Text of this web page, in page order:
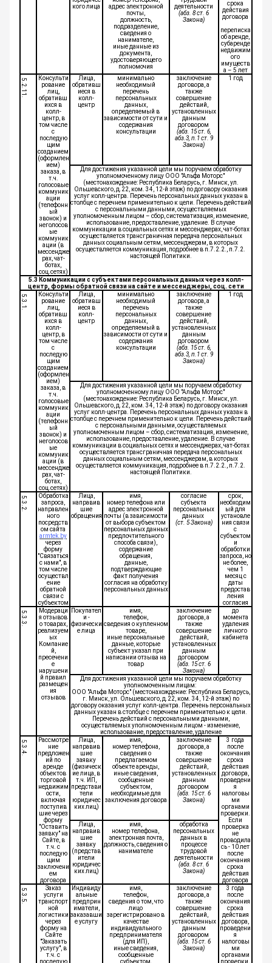
срока
действия
договора
переписка
об аренде,
субаренде
недвижим
ого
имуществ
а – 5 лет
кого лица
адрес электронной
почты,
должность,
подразделение,
сведения о
нанимателе,
иные данные из
документа,
удостоверяющего
полномочия
деятельности
(абз. 8 ст. 6
Закона)
5.2.11.
Консульти
рование
лиц,
обративш
ихся в
колл-
центр, в
том числе
с
последую
щим
созданием
(оформлен
ием)
заказа, в
т.ч.
голосовые
коммуник
ации
(телефонн
ый
звонок) и
неголосов
ые
коммуник
ации (в
мессендже
рах, чат-
ботах,
соц.сетях)
Лица,
обративш
иеся в
колл-
центр
минимально
необходимый
перечень
персональных
данных,
определяемый в
зависимости от сути и
содержания
консультации
заключение
договора, а
также
совершение
действий,
установленных
данным
договором
(абз. 15 ст. 6,
абз.3, п.1 ст. 9
Закона)
1 год
Для достижения указанной цели мы поручаем обработку
уполномоченному лицу ООО "Альфа Моторс"
(местонахождение: Республика Беларусь, г. Минск, ул.
Ольшевского, д.22, ком. 34, 12-й этаж) по договору оказания
услуг колл-центра. Перечень персональных данных указан в
столбце с перечнем применительно к цели. Перечень действий
с персональными данными, осуществляемых
уполномоченным лицом – сбор, систематизация, изменение,
использование, предоставление, удаление. В случае
коммуникации в социальных сетях и мессенджерах, чат-ботах
осуществляется трансграничная передача персональных
данных социальным сетям, мессенджерам, в которых
осуществляется коммуникация, подробнее в п.7.2.2., п.7.2.
настоящей Политики.
5.3 Коммуникации с субъектами персональных данных через колл-
центр, формы обратной связи на сайте и мессенджеры, соц. сети
5.3.1.
Консульти
рование
лиц,
обративш
ихся в
колл-
центр, в
том числе
с
последую
щим
созданием
(оформлен
ием)
заказа, в
т.ч.
голосовые
коммуник
ации
(телефонн
ый
звонок) и
неголосов
ые
коммуник
ации (в
мессендже
рах, чат-
ботах,
соц.сетях)
Лица,
обративш
иеся в
колл-
центр
минимально
необходимый
перечень
персональных
данных,
определяемый в
зависимости от сути и
содержания
консультации
заключение
договора, а
также
совершение
действий,
установленных
данным
договором
(абз. 15 ст. 6,
абз.3, п.1 ст. 9
Закона)
1 год
Для достижения указанной цели мы поручаем обработку
уполномоченному лицу ООО "Альфа Моторс"
(местонахождение: Республика Беларусь, г. Минск, ул.
Ольшевского, д.22, ком. 34, 12-й этаж) по договору оказания
услуг колл-центра. Перечень персональных данных указан в
столбце с перечнем применительно к цели. Перечень действий
с персональными данными, осуществляемых
уполномоченным лицом – сбор, систематизация, изменение,
использование, предоставление, удаление. В случае
коммуникации в социальных сетях и мессенджерах, чат-ботах
осуществляется трансграничная передача персональных
данных социальным сетям, мессенджерам, в которых
осуществляется коммуникация, подробнее в п.7.2.2., п.7.2.
настоящей Политики.
5.3.2.
Обработка
запроса,
направлен
ного
посредств
ом сайта
armtek.by
через
форму
"Связаться
с нами", в
том числе
осуществл
ение
обратной
связи с
субъектом
Лица,
направив
шие
обращения
имя,
номер телефона или
адрес электронной
почты (в зависимости
от выбора субъектом
персональных данных
предпочтительного
способа связи),
содержание
обращения,
данные,
подтверждающие
факт получения
согласия на обработку
персональных данных
согласие
субъекта
персональных
данных
(ст. 5 Закона)
срок,
необходим
ый для
установле
ния связи
с
субъектом
и
обработки
запроса, но
не более,
чем 1
месяц с
даты
предостав
ления
согласия
5.3.3.
Модераци
я отзывов
о товарах,
реализуем
ых
Компание
й,
пресечени
е
нарушени
й правил
размещен
ия
отзывов
Покупател
и -
физически
е лица
имя,
телефон,
сведения о купленном
товаре,
иные персональные
данные, которые
субъект указал при
написании отзыва на
товар
заключение
договора, а
также
совершение
действий,
установленных
данным
договором
(абз. 15 ст. 6
Закона)
до
момента
удаления
личного
кабинета
Для достижения указанной цели мы поручаем обработку
уполномоченным лицам:
ООО "Альфа Моторс" (местонахождение: Республика Беларусь,
г. Минск, ул. Ольшевского, д.22, ком. 34, 12-й этаж) по
договору оказания услуг колл-центра. Перечень персональных
данных указан в столбце с перечнем применительно к цели.
Перечень действий с персональными данными,
осуществляемых уполномоченным лицом - изменение,
использование, предоставление, удаление
5.3.4.
Рассмотре
ние
предложен
ий по
аренде
объектов
торговой
недвижим
ости,
включая
поступив
шие через
форму
"Оставить
заявку" на
Сайте, в
т.ч. с
последую
щим
заключени
ем
договора
Лица,
направив
шие
заявку
(физическ
ие лица, в
т.ч. ИП,
представи
тели
юридичес
ких лиц)
имя,
номер телефона,
сведения о
предлагаемом
объекте аренды,
иные сведения,
сообщенные
субъектом,
необходимые для
заключения договора
заключение
договора, а
также
совершение
действий,
установленных
данным
договором
(абз. 15 ст. 6
Закона)
3 года
после
окончания
срока
действия
договора,
проведени
я
налоговы
ми
органами
проверки.
Если
проверка
не
проводила
сь - 10 лет
после
окончания
срока
действия
договора
Лица,
направив
шие
заявку
(представ
ители
юридичес
ких лиц)
имя,
номер телефона,
электронная почта,
должность, сведения о
нанимателе
обработка
персональных
данных в
процессе
трудовой
деятельности
(абз. 8 ст. 6
Закона)
5.3.5.
Заказ
услуги
транспорт
ной
логистики
через
форму на
Сайте
"Заказать
услугу", в
т.ч. с
последую
Индивиду
альные
предприн
иматели,
заказавши
е услугу
имя,
телефон,
сведения о том, что
лицо
зарегистрировано в
качестве
индивидуального
предпринимателя
(для ИП),
иные сведения,
сообщенные
субъектом,
заключение
договора, а
также
совершение
действий,
установленных
данным
договором
(абз. 15 ст. 6
Закона)
3 года
после
окончания
срока
действия
договора,
проведени
я
налоговы
ми
органами
проверки.